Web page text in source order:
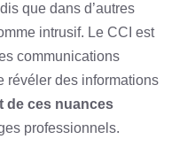
que dans d’autres
intrusif. Le CCI est
communications
révéler des informations
de ces nuances
professionnels.